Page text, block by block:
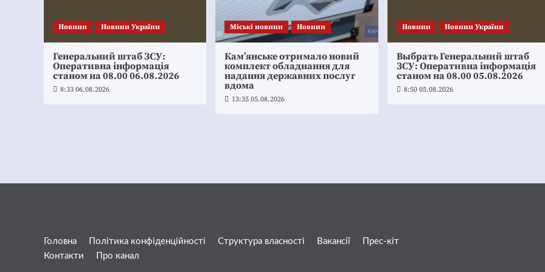
Новини Новини України
Генеральний штаб ЗСУ:
Оперативна інформація
станом на 08.00 06.08.2026
8:33 06.08.2026
Mіські новини Новини
Кам’янське отримало новий
комплект обладнання для
надання державних послуг
вдома
13:35 05.08.2026
Новини Новини України
Выбрать Генеральний штаб
ЗСУ: Оперативна інформація
станом на 08.00 05.08.2026
8:50 05.08.2026
Головна Політика конфіденційності Структура власності Вакансії
Прес-кіт
Контакти
Про канал